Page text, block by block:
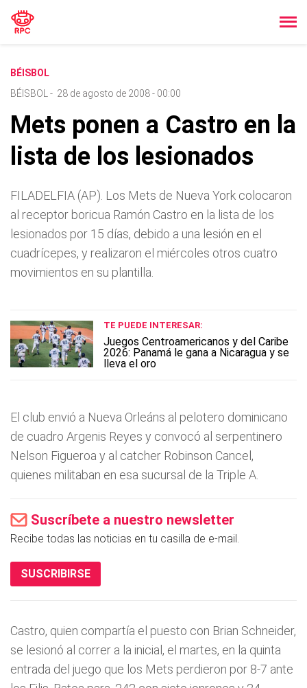
BÉISBOL
BÉISBOL
- 28 de agosto de 2008 - 00:00
Mets ponen a Castro en la
lista de los lesionados
FILADELFIA (AP). Los Mets de Nueva York colocaron
al receptor boricua Ramón Castro en la lista de los
lesionados por 15 dí­as, debido a una lesión en el
cuadrí­cepes, y realizaron el miércoles otros cuatro
movimientos en su plantilla.
TE PUEDE INTERESAR:
Juegos Centroamericanos y del Caribe
2026: Panamá le gana a Nicaragua y se
lleva el oro
El club envió a Nueva Orleáns al pelotero dominicano
de cuadro Argenis Reyes y convocó al serpentinero
Nelson Figueroa y al catcher Robinson Cancel,
quienes militaban en esa sucursal de la Triple A.
Suscríbete a nuestro newsletter
Recibe todas las noticias en tu casilla de e-mail.
SUSCRIBIRSE
Castro, quien compartí­a el puesto con Brian Schneider,
se lesionó al correr a la inicial, el martes, en la quinta
entrada del juego que los Mets perdieron por 8-7 ante